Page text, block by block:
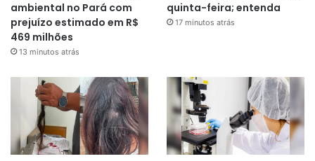
ambiental no Pará com
prejuízo estimado em R$
469 milhões
13 minutos atrás
quinta-feira; entenda
17 minutos atrás